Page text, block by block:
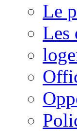
Le
Les